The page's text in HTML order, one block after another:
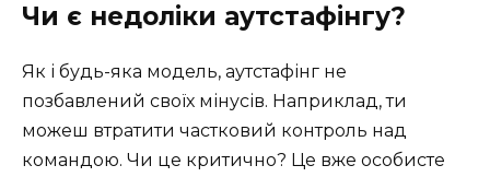
Чи є недоліки аутстафінгу?
Як і будь-яка модель, аутстафінг не
позбавлений своїх мінусів. Наприклад, ти
можеш втратити частковий контроль над
командою. Чи це критично? Це вже особисте